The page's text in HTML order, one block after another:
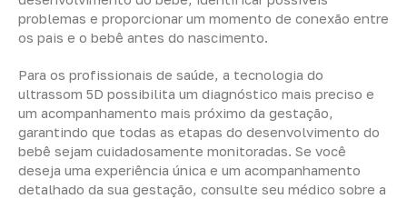
problemas e proporcionar um momento de conexão entre
os pais e o bebê antes do nascimento.
Para os profissionais de saúde, a tecnologia do
ultrassom 5D possibilita um diagnóstico mais preciso e
um acompanhamento mais próximo da gestação,
garantindo que todas as etapas do desenvolvimento do
bebê sejam cuidadosamente monitoradas. Se você
deseja uma experiência única e um acompanhamento
detalhado da sua gestação, consulte seu médico sobre a